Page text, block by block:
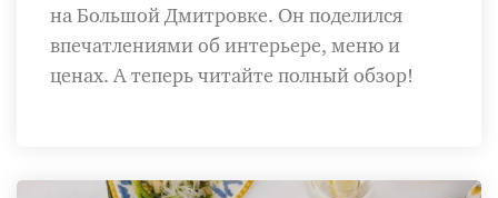
на Большой Дмитровке. Он поделился
впечатлениями об интерьере, меню и
ценах. А теперь читайте полный обзор!